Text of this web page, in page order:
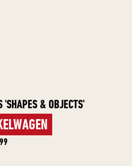
'SHAPES & OBJECTS'